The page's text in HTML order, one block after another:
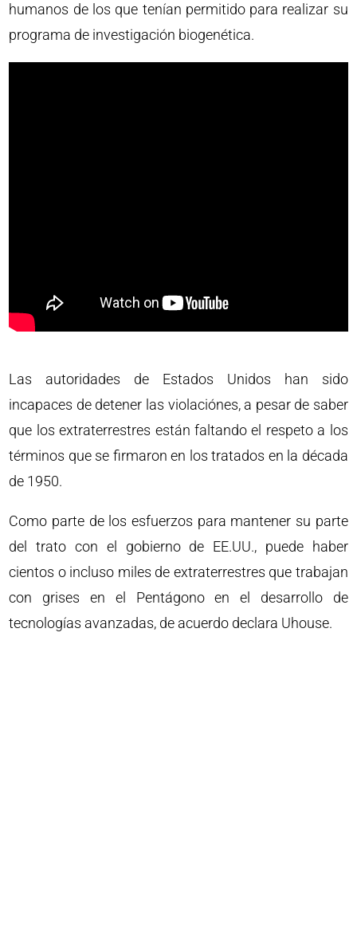
humanos de los que tenían permitido para realizar su
programa de investigación biogenética.
Las autoridades de Estados Unidos han sido
incapaces de detener las violaciónes, a pesar de saber
que los extraterrestres están faltando el respeto a los
términos que se firmaron en los tratados en la década
de 1950.
Como parte de los esfuerzos para mantener su parte
del trato con el gobierno de EE.UU., puede haber
cientos o incluso miles de extraterrestres que trabajan
con grises en el Pentágono en el desarrollo de
tecnologías avanzadas, de acuerdo declara Uhouse.